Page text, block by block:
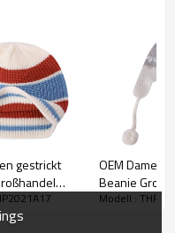
sind, wird unser
gestrickt
Hüte
OEM Damen
Beanie
Pilling Hut
Modell :